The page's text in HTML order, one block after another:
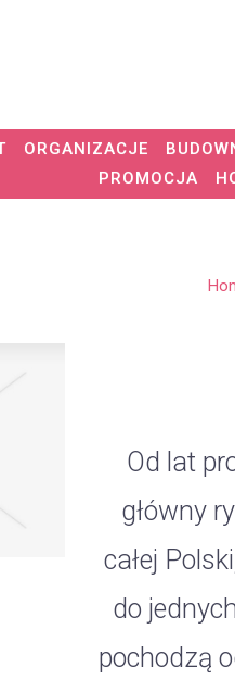
ORGANIZACJE
PROMOCJA
Od lat
główny
całej
do
pochodzą